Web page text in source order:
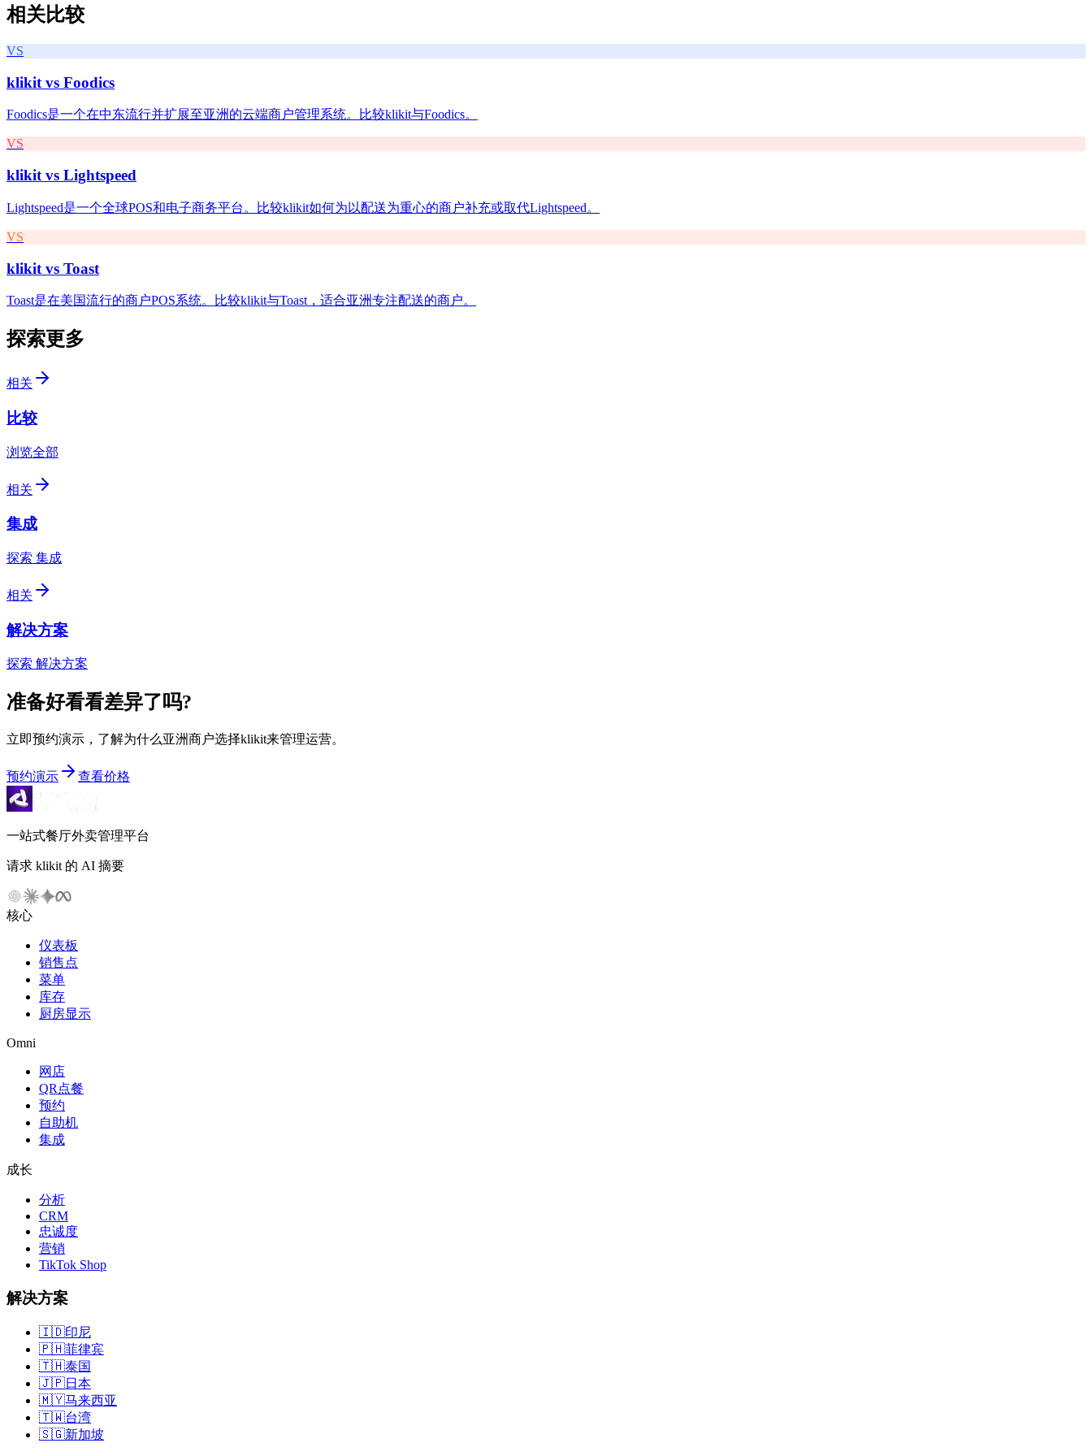
相关比较
VS
klikit vs Foodics
Foodics是一个在中东流行并扩展至亚洲的云端商户管理系统。比较klikit与Foodics。
VS
klikit vs Lightspeed
Lightspeed是一个全球POS和电子商务平台。比较klikit如何为以配送为重心的商户补充或取代Lightspeed。
VS
klikit vs Toast
Toast是在美国流行的商户POS系统。比较klikit与Toast，适合亚洲专注配送的商户。
探索更多
相关
比较
浏览全部
相关
集成
探索 集成
相关
解决方案
探索 解决方案
准备好看看差异了吗?
立即预约演示，了解为什么亚洲商户选择klikit来管理运营。
预约演示 查看价格
一站式餐厅外卖管理平台
请求 klikit 的 AI 摘要
核心
仪表板
销售点
菜单
库存
厨房显示
Omni
网店
QR点餐
预约
自助机
集成
成长
分析
CRM
忠诚度
营销
TikTok Shop
解决方案
🇮🇩印尼
🇵🇭菲律宾
🇹🇭泰国
🇯🇵日本
🇲🇾马来西亚
🇹🇼台湾
🇸🇬新加坡